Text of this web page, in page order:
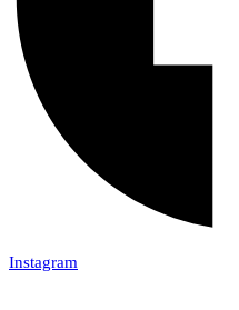
Instagram